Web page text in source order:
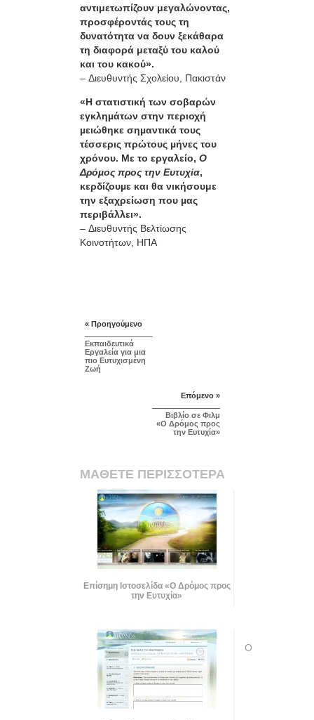
αντιμετωπίζουν μεγαλώνοντας,
προσφέροντάς τους τη
δυνατότητα να δουν ξεκάθαρα
τη διαφορά μεταξύ του καλού
και του κακού».
– Διευθυντής Σχολείου, Πακιστάν
«Η στατιστική των σοβαρών
εγκληµάτων στην περιοχή
µειώθηκε σηµαντικά τους
τέσσερις πρώτους µήνες του
χρόνου. Με το εργαλείο, Ο
Δρόµος προς την Ευτυχία,
κερδίζουµε και θα νικήσουμε
την εξαχρείωση που µας
περιβάλλει».
– Διευθυντής Βελτίωσης
Κοινοτήτων, ΗΠΑ
« Προηγούμενο
Εκπαιδευτικά
Εργαλεία για μια
πιο Ευτυχισμένη
Ζωή
Επόμενο »
Βιβλίο σε Φιλμ
«Ο Δρόμος προς
την Ευτυχία»
ΜΑΘΕΤΕ ΠΕΡΙΣΣΟΤΕΡΑ
Επίσημη Ιστοσελίδα «Ο Δρόμος προς
την Ευτυχία»
Ο